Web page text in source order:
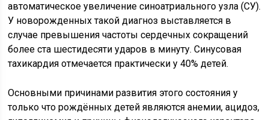
автоматическое увеличение синоатриального узла (СУ).
У новорожденных такой диагноз выставляется в
случае превышения частоты сердечных сокращений
более ста шестидесяти ударов в минуту. Синусовая
тахикардия отмечается практически у 40% детей.
Основными причинами развития этого состояния у
только что рождённых детей являются анемии, ацидоз,